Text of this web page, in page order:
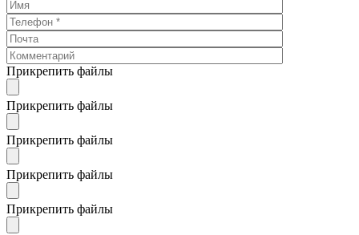
Прикрепить файлы
Прикрепить файлы
Прикрепить файлы
Прикрепить файлы
Прикрепить файлы